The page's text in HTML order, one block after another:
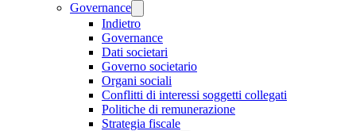
Governance
Indietro
Governance
Dati societari
Governo societario
Organi sociali
Conflitti di interessi soggetti collegati
Politiche di remunerazione
Strategia fiscale